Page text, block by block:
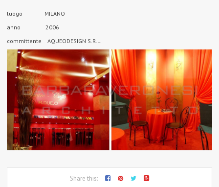
luogo MILANO
anno 2006
committente AQUEODESIGN S.R.L.
Share this: